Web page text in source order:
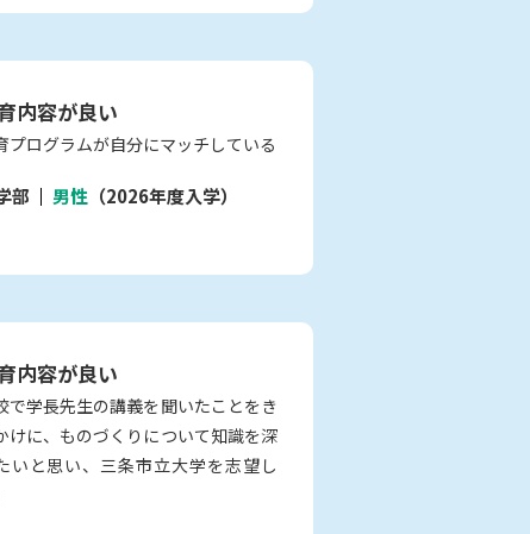
内容が良い
プログラムが自分にマッチしている
部 男性 （2026年度入学）
内容が良い
で学長先生の講義を聞いたことをき
けに、ものづくりについて知識を深
いと思い、三条市立大学を志望し